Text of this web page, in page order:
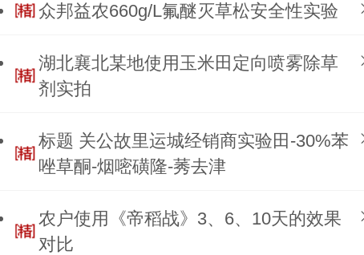
众邦益农660g/L氟醚灭草松安全性实验
湖北襄北某地使用玉米田定向喷雾除草
剂实拍
标题 关公故里运城经销商实验田-30%苯
唑草酮-烟嘧磺隆-莠去津
农户使用《帝稻战》3、6、10天的效果
对比